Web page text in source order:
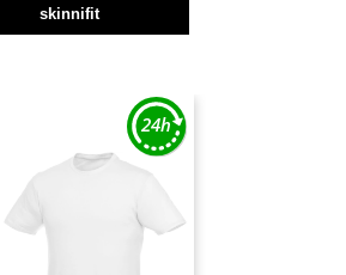
skinnifit